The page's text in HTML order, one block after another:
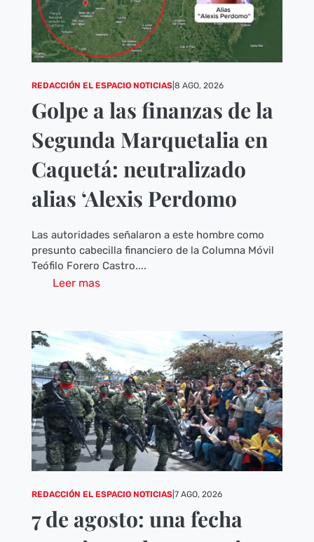
REDACCIÓN EL ESPACIO NOTICIAS| 8 AGO, 2026
Golpe a las finanzas de la
Segunda Marquetalia en
Caquetá: neutralizado
alias ‘Alexis Perdomo
Las autoridades señalaron a este hombre como
presunto cabecilla financiero de la Columna Móvil
Teófilo Forero Castro....
Leer mas
REDACCIÓN EL ESPACIO NOTICIAS| 7 AGO, 2026
7 de agosto: una fecha